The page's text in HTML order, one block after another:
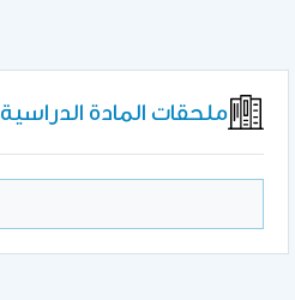
ملحقات المادة الدراسية